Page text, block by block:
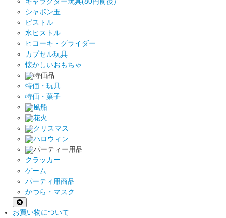
シャボン玉
ピストル
水ピストル
ヒコーキ・グライダー
カプセル玩具
懐かしいおもちゃ
特価品
特価・玩具
特価・菓子
風船
花火
クリスマス
ハロウィン
パーティー用品
クラッカー
ゲーム
パーティ用商品
かつら・マスク
お買い物について